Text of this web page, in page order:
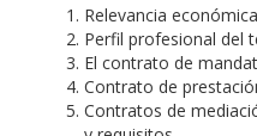
Relevancia
Perfil profesional del
El contrato de
Contrato de
Contratos de